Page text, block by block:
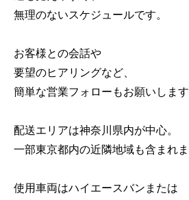
無理のないスケジュールです。
お客様との会話や
要望のヒアリングなど、
簡単な営業フォローもお願いします
配送エリアは神奈川県内が中心。
一部東京都内の近隣地域も含まれま
使用車両はハイエースバンまたは